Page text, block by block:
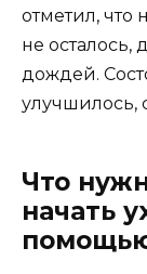
отметил, что
не
дождей.
улучшилось,
Что
начать